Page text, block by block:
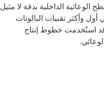
الداخلية بدقة لا مثيل
أول وأكثر تقنيات البالونات
وقد استُخدمت خطوط إنتاج